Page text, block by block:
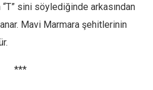
“T” sini söylediğinde arkasından
Mavi Marmara şehitlerinin
***